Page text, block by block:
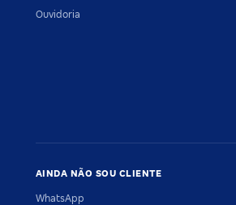
Ouvidoria
AINDA NÃO SOU CLIENTE
WhatsApp